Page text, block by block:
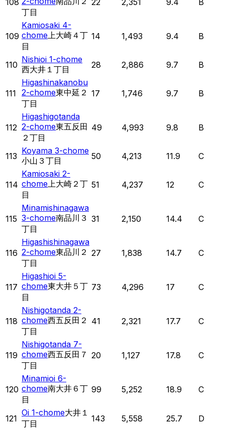
108
丁目
22 2,351 9.4 B
109
Kamiosaki 4-
chome上大崎４丁
目
14 1,493 9.4 B
110
Nishioi 1-chome
西大井１丁目
28 2,886 9.7 B
111
Higashinakanobu
2-chome東中延２
丁目
17 1,746 9.7 B
112
Higashigotanda
2-chome東五反田
２丁目
49 4,993 9.8 B
113
Koyama 3-chome
小山３丁目
50 4,213 11.9 C
114
Kamiosaki 2-
chome上大崎２丁
目
51 4,237 12 C
115
Minamishinagawa
3-chome南品川３
丁目
31 2,150 14.4 C
116
Higashishinagawa
2-chome東品川２
丁目
27 1,838 14.7 C
117
Higashioi 5-
chome東大井５丁
目
73 4,296 17 C
118
Nishigotanda 2-
chome西五反田２
丁目
41 2,321 17.7 C
119
Nishigotanda 7-
chome西五反田７
丁目
20 1,127 17.8 C
120
Minamioi 6-
chome南大井６丁
目
99 5,252 18.9 C
121
Oi 1-chome大井１
丁目
143 5,558 25.7 D